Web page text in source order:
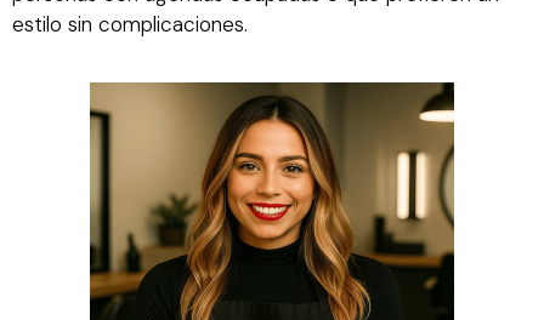
estilo sin complicaciones.